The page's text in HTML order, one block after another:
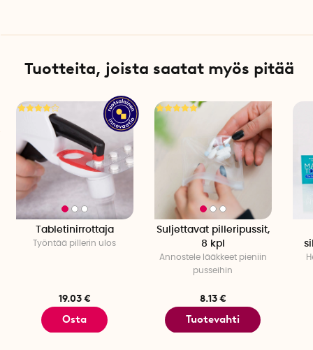
Tuotteita, joista saatat myös pitää
Tabletinirrottaja
Työntää pillerin ulos
19.03 €
Osta
Suljettavat pilleripussit,
8 kpl
Annostele lääkkeet pieniin
pusseihin
8.13 €
Tuotevahti